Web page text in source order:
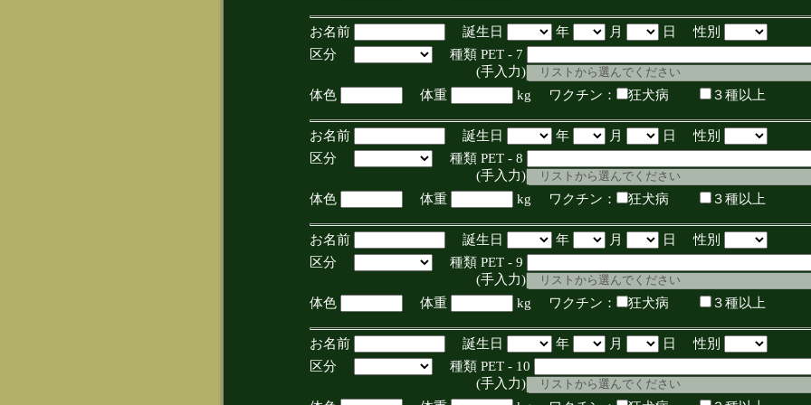
お名前 誕生日 年 月
日 性別
区分
種類 PET - 7
(手入力)
体色
体重 kg ワクチン： 狂犬病 ３種以上
お名前 誕生日 年 月
日 性別
区分
種類 PET - 8
(手入力)
体色
体重 kg ワクチン： 狂犬病 ３種以上
お名前 誕生日 年 月
日 性別
区分
種類 PET - 9
(手入力)
体色
体重 kg ワクチン： 狂犬病 ３種以上
お名前 誕生日 年 月
日 性別
区分
種類 PET - 10
(手入力)